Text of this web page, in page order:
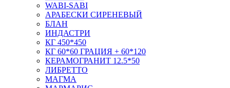
WABI-SABI
АРАБЕСКИ СИРЕНЕВЫЙ
БЛАН
ИНДАСТРИ
КГ 450*450
КГ 60*60 ГРАЦИЯ + 60*120
КЕРАМОГРАНИТ 12.5*50
ЛИБРЕТТО
МАГМА